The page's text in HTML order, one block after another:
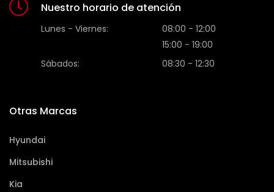
Nuestro horario de atención
Lunes - Viernes:
08:00 - 12:00
15:00 - 19:00
Sábados:
08:30 - 12:30
Otras Marcas
Hyundai
Mitsubishi
Kia